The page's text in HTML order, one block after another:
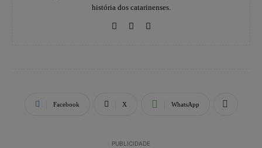
história dos catarinenses.
Facebook X WhatsApp
PUBLICIDADE